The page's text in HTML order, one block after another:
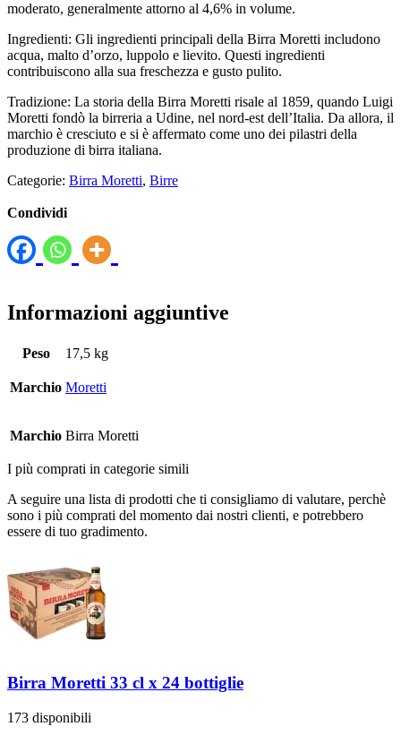
moderato, generalmente attorno al 4,6% in volume.
Ingredienti: Gli ingredienti principali della Birra Moretti includono
acqua, malto d’orzo, luppolo e lievito. Questi ingredienti
contribuiscono alla sua freschezza e gusto pulito.
Tradizione: La storia della Birra Moretti risale al 1859, quando Luigi
Moretti fondò la birreria a Udine, nel nord-est dell’Italia. Da allora, il
marchio è cresciuto e si è affermato come uno dei pilastri della
produzione di birra italiana.
Categorie: Birra Moretti, Birre
Condividi
Informazioni aggiuntive
Peso 17,5 kg
Marchio Moretti
Marchio Birra Moretti
I più comprati in categorie simili
A seguire una lista di prodotti che ti consigliamo di valutare, perchè
sono i più comprati del momento dai nostri clienti, e potrebbero
essere di tuo gradimento.
Birra Moretti 33 cl x 24 bottiglie
173 disponibili